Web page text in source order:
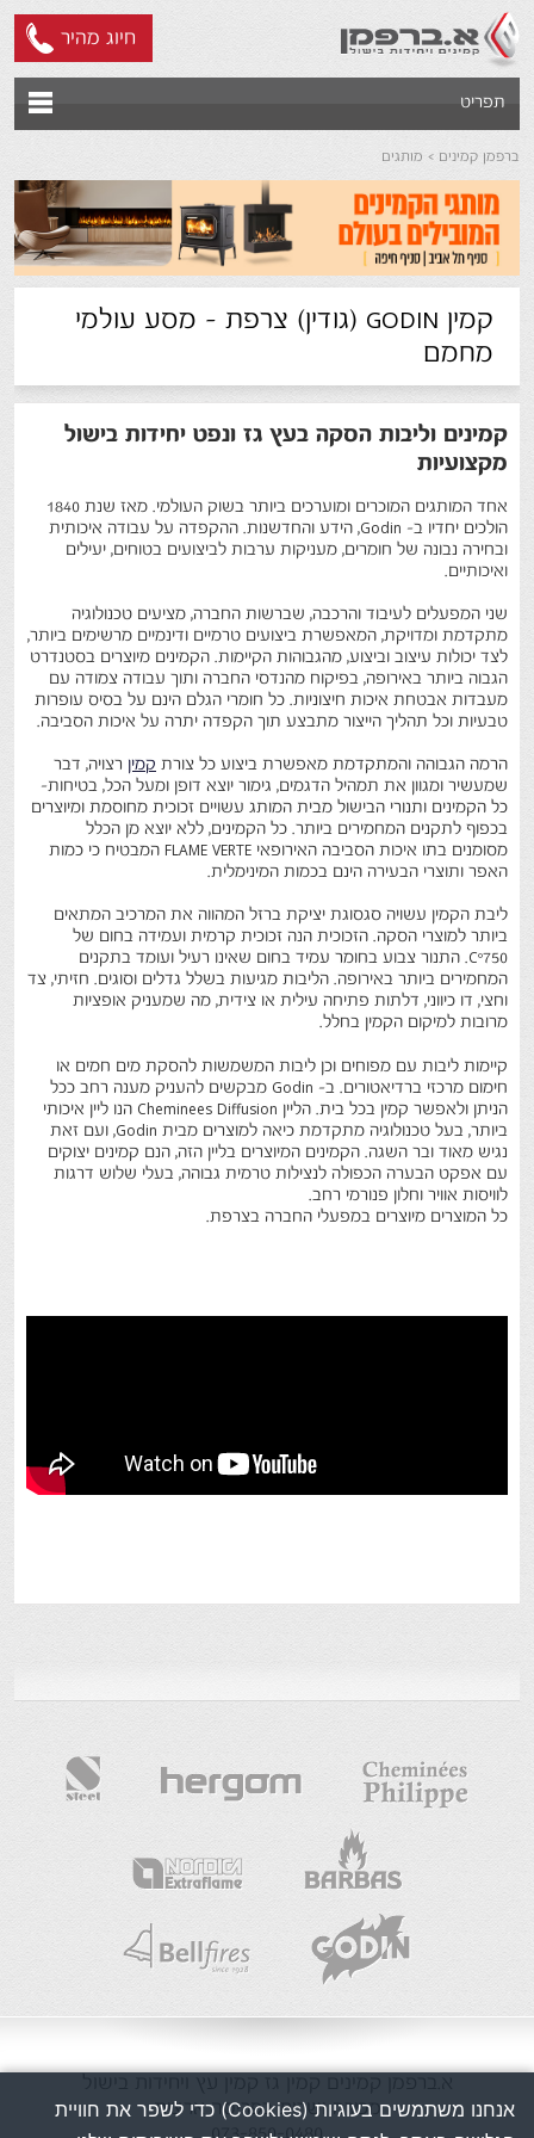
חיוג מהיר
תפריט
ברפמן קמינים מותגים
קמין GODIN (גודין) צרפת - מסע עולמי
מחמם
קמינים וליבות הסקה בעץ גז ונפט יחידות בישול
מקצועיות
אחד המותגים המוכרים ומוערכים ביותר בשוק העולמי. מאז שנת 1840
הולכים יחדיו ב- Godin, הידע והחדשנות. ההקפדה על עבודה איכותית
ובחירה נבונה של חומרים, מעניקות ערבות לביצועים בטוחים, יעילים
ואיכותיים.
שני המפעלים לעיבוד והרכבה, שברשות החברה, מציעים טכנולוגיה
מתקדמת ומדויקת, המאפשרת ביצועים טרמיים ודינמיים מרשימים ביותר,
לצד יכולות עיצוב וביצוע, מהגבוהות הקיימות. הקמינים מיוצרים בסטנדרט
הגבוה ביותר באירופה, בפיקוח מהנדסי החברה ותוך עבודה צמודה עם
מעבדות אבטחת איכות חיצוניות. כל חומרי הגלם הינם על בסיס עופרות
טבעיות וכל תהליך הייצור מתבצע תוך הקפדה יתרה על איכות הסביבה.
הרמה הגבוהה והמתקדמת מאפשרת ביצוע כל צורת קמין רצויה, דבר
שמעשיר ומגוון את תמהיל הדגמים, גימור יוצא דופן ומעל הכל, בטיחות-
כל הקמינים ותנורי הבישול מבית המותג עשויים זכוכית מחוסמת ומיוצרים
בכפוף לתקנים המחמירים ביותר. כל הקמינים, ללא יוצא מן הכלל
מסומנים בתו איכות הסביבה האירופאי FLAME VERTE המבטיח כי כמות
האפר ותוצרי הבעירה הינם בכמות המינימלית.
ליבת הקמין עשויה סגסוגת יציקת ברזל המהווה את המרכיב המתאים
ביותר למוצרי הסקה. הזכוכית הנה זכוכית קרמית ועמידה בחום של
Cº750. התנור צבוע בחומר עמיד בחום שאינו רעיל ועומד בתקנים
המחמירים ביותר באירופה. הליבות מגיעות בשלל גדלים וסוגים. חזיתי, צד
וחצי, דו כיווני, דלתות פתיחה עילית או צידית, מה שמעניק אופציות
מרובות למיקום הקמין בחלל.
קיימות ליבות עם מפוחים וכן ליבות המשמשות להסקת מים חמים או
חימום מרכזי ברדיאטורים. ב- Godin מבקשים להעניק מענה רחב ככל
הניתן ולאפשר קמין בכל בית. הליין Cheminees Diffusion הנו ליין איכותי
ביותר, בעל טכנולוגיה מתקדמת כיאה למוצרים מבית Godin, ועם זאת
נגיש מאוד ובר השגה. הקמינים המיוצרים בליין הזה, הנם קמינים יצוקים
עם אפקט הבערה הכפולה לנצילות טרמית גבוהה, בעלי שלוש דרגות
לוויסות אוויר וחלון פנורמי רחב.
כל המוצרים מיוצרים במפעלי החברה בצרפת.
מכירה ושרות בפריסה ארציתאנחנו משתמשים בעוגיות (Cookies) כדי לשפר את חוויית